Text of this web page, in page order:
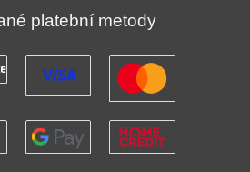
platební metody